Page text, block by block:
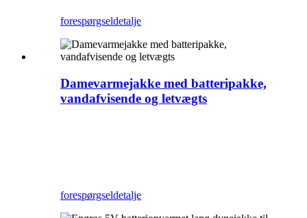
forespørgseldetalje
Damevarmejakke med batteripakke,
vandafvisende og letvægts
forespørgseldetalje